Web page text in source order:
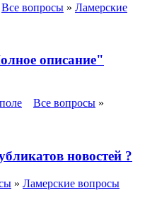
Все вопросы » Ламерские
описание"
Все вопросы »
новостей ?
» Ламерские вопросы